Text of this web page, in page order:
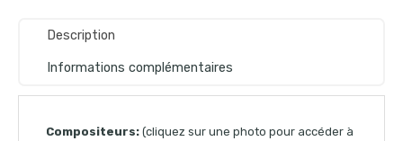
Description
Informations complémentaires
Compositeurs: (cliquez sur une photo pour accéder à